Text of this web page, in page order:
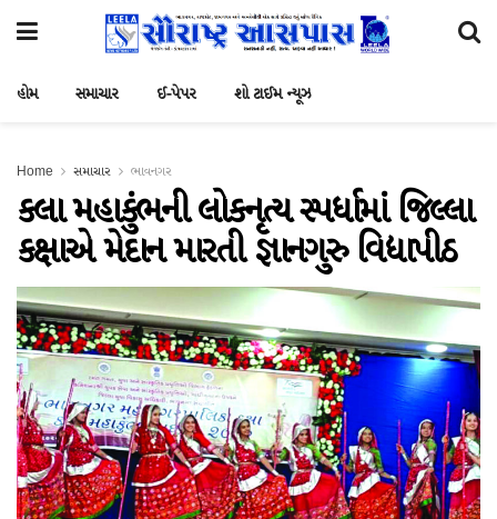
હોમ સમાચાર ઈ-પેપર શો ટાઈમ ન્યૂઝ
Home સમાચાર ભાવનગર
કલા મહાકુંભની લોકનૃત્ય સ્પર્ધામાં જિલ્લા
કક્ષાએ મેદાન મારતી જ્ઞાનગુરુ વિદ્યાપીઠ